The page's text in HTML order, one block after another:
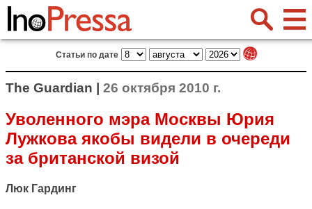
Статьи по дате
The Guardian | 26 октября 2010 г.
Уволенного мэра Москвы Юрия
Лужкова якобы видели в очереди
за британской визой
Люк Гардинг